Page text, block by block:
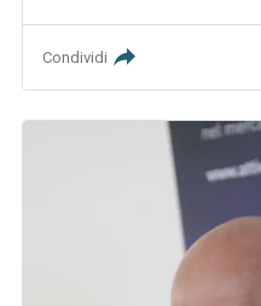
Condividi